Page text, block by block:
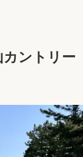
ントリー